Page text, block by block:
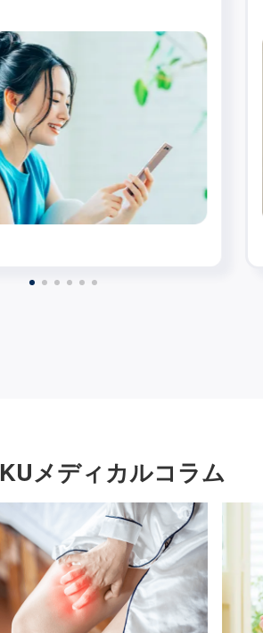
メディカルコラム